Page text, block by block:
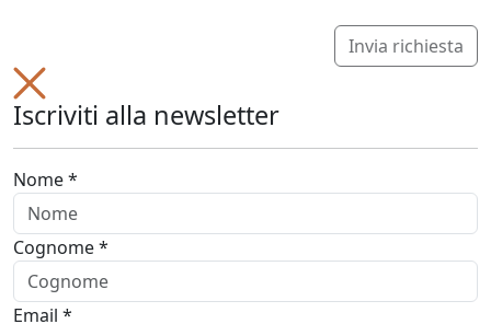
Invia richiesta
Iscriviti alla newsletter
Nome *
Cognome *
Email *